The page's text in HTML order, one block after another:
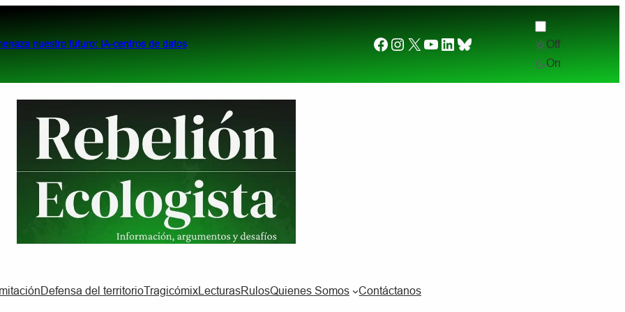
nuestro futuro: IA-centros de datos Desde el otro lado del charco. (2) ¿Por qué
Facebook
Instagram
X YouTube
LinkedIn
Bluesky
Off
On
Defensa del territorioTragicómixLecturasRulosQuienes Somos Contáctanos